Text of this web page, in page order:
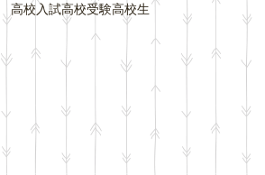
高校入試高校受験高校生